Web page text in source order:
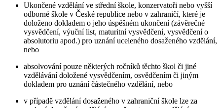
Ukončené vzdělání ve střední škole, konzervatoři nebo vyšší
odborné škole v České republice nebo v zahraničí, které je
doloženo dokladem o jeho úspěšném ukončení (závěrečné
vysvědčení, výuční list, maturitní vysvědčení, vysvědčení o
absolutoriu apod.) pro uznání uceleného dosaženého vzdělání,
nebo
absolvování pouze některých ročníků těchto škol či jiné
vzdělávání doložené vysvědčením, osvědčením či jiným
dokladem pro uznání částečného vzdělání, nebo
v případě vzdělání dosaženého v zahraniční škole lze za